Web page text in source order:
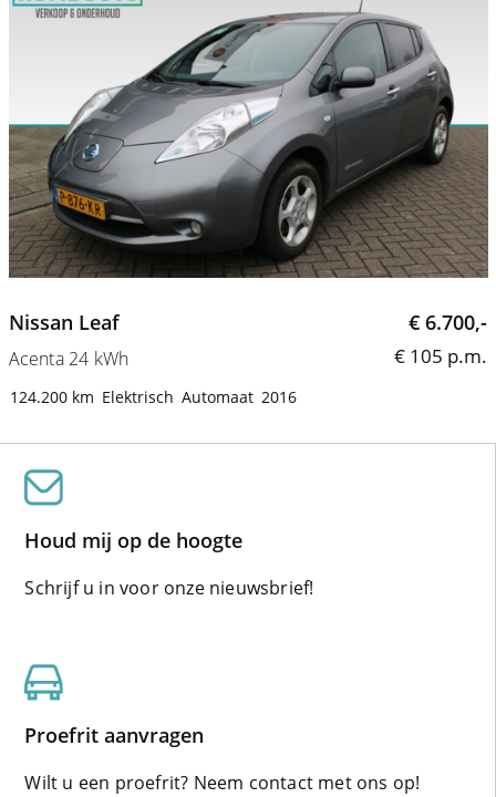
Nissan Leaf
Acenta 24 kWh
€ 6.700,-
€ 105 p.m.
124.200 km Elektrisch Automaat 2016
Houd mij op de hoogte
Schrijf u in voor onze nieuwsbrief!
Proefrit aanvragen
Wilt u een proefrit? Neem contact met ons op!